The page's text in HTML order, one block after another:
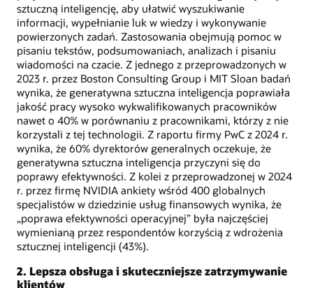
sztuczną inteligencję, aby ułatwić wyszukiwanie
informacji, wypełnianie luk w wiedzy i wykonywanie
powierzonych zadań. Zastosowania obejmują pomoc w
pisaniu tekstów, podsumowaniach, analizach i pisaniu
wiadomości na czacie. Z jednego z przeprowadzonych w
2023 r. przez Boston Consulting Group i MIT Sloan badań
wynika, że generatywna sztuczna inteligencja poprawiała
jakość pracy wysoko wykwalifikowanych pracowników
nawet o 40% w porównaniu z pracownikami, którzy z nie
korzystali z tej technologii. Z raportu firmy PwC z 2024 r.
wynika, że 60% dyrektorów generalnych oczekuje, że
generatywna sztuczna inteligencja przyczyni się do
poprawy efektywności. Z kolei z przeprowadzonej w 2024
r. przez firmę NVIDIA ankiety wśród 400 globalnych
specjalistów w dziedzinie usług finansowych wynika, że
„poprawa efektywności operacyjnej” była najczęściej
wymienianą przez respondentów korzyścią z wdrożenia
sztucznej inteligencji (43%).
2. Lepsza obsługa i skuteczniejsze zatrzymywanie
klientów